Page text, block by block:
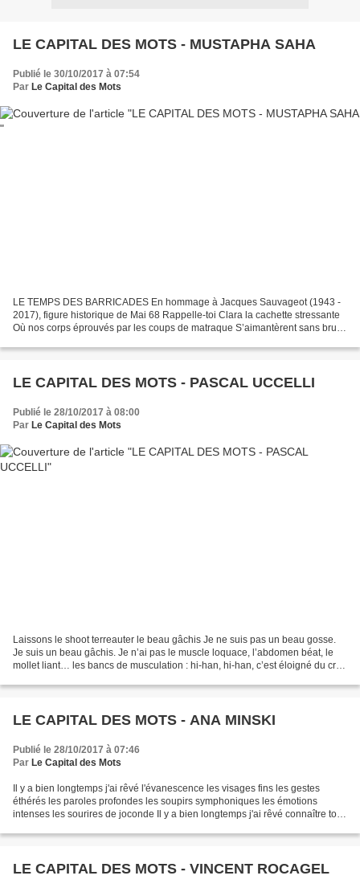
LE CAPITAL DES MOTS - MUSTAPHA SAHA
Publié le 30/10/2017 à 07:54
Par Le Capital des Mots
LE TEMPS DES BARRICADES En hommage à Jacques Sauvageot (1943 -
2017), figure historique de Mai 68 Rappelle-toi Clara la cachette stressante
Où nos corps éprouvés par les coups de matraque S’aimantèrent sans bruit
LE CAPITAL DES MOTS - PASCAL UCCELLI
Publié le 28/10/2017 à 08:00
Par Le Capital des Mots
Laissons le shoot terreauter le beau gâchis Je ne suis pas un beau gosse.
Je suis un beau gâchis. Je n’ai pas le muscle loquace, l’abdomen béat, le
mollet liant… les bancs de musculation : hi-han, hi-han, c’est éloigné du cri
LE CAPITAL DES MOTS - ANA MINSKI
Publié le 28/10/2017 à 07:46
Par Le Capital des Mots
Il y a bien longtemps j'ai rêvé l'évanescence les visages fins les gestes
éthérés les paroles profondes les soupirs symphoniques les émotions
intenses les sourires de joconde Il y a bien longtemps j'ai rêvé connaître tous
LE CAPITAL DES MOTS - VINCENT ROCAGEL